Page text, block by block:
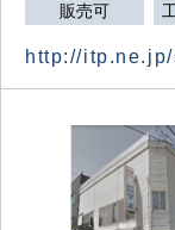
販売可
http://